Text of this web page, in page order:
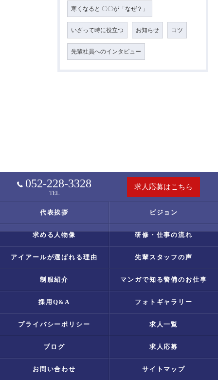
寒くなると 〇〇が「なぜ？」
いざって時に役立つ お知らせ コツ
先輩社員へのインタビュー
052-228-3328
TEL
求人応募はこちら
代表挨拶 ビジョン
求める人物像 研修・仕事の流れ
アイアールが選ばれる理由 先輩スタッフの声
制服紹介 マンガで知る警備のお仕事
採用Q&A フォトギャラリー
プライバシーポリシー 求人一覧
ブログ 求人応募
お問い合わせ サイトマップ